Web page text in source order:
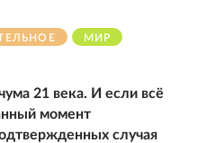
МИР
21 века. И если всё
момент
случая